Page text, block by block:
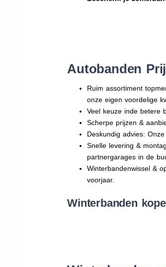
Autobanden
Ruim assortiment
onze eigen voordelige
Veel keuze inde betere
Scherpe prijzen &
Deskundig advies:
Snelle levering &
partnergarages in de
Winterbandenwissel &
voorjaar.
Winterbanden